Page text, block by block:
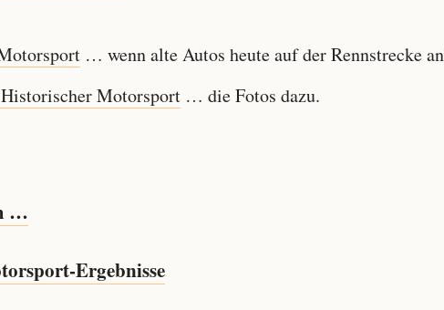
… wenn alte Autos heute auf der Rennstrecke
Motorsport… die Fotos dazu.
…
Ergebnisse